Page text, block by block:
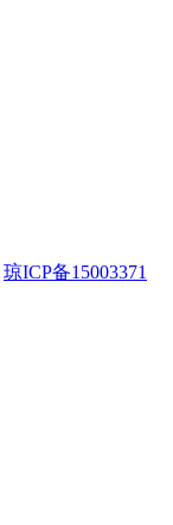
琼ICP备15003371